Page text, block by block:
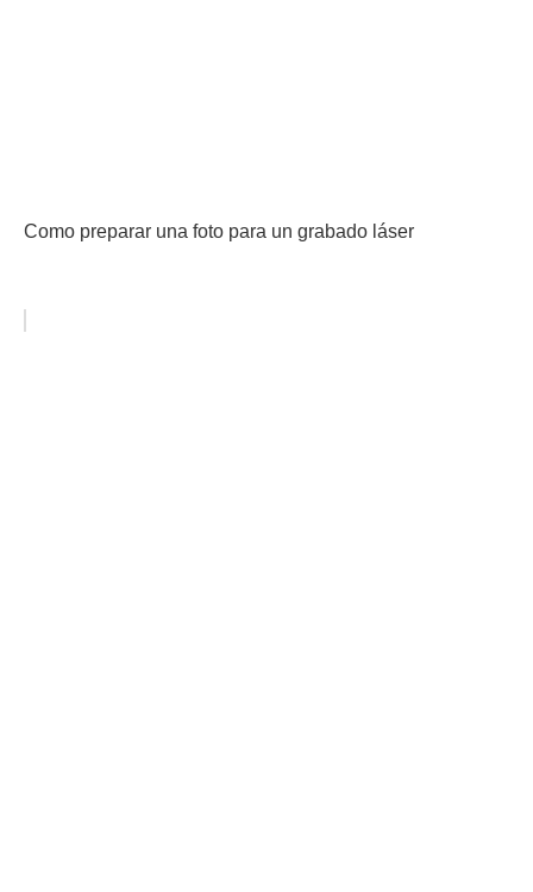
Como preparar una foto para un grabado láser